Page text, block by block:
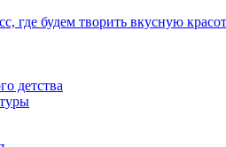
где будем творить вкусную
детства